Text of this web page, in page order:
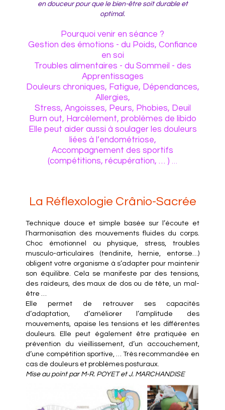
en douceur pour que le bien-être soit durable et
optimal.
Pourquoi venir en séance ?
Gestion des émotions - du Poids, Confiance
en soi
Troubles alimentaires - du Sommeil - des
Apprentissages
Douleurs chroniques, Fatigue, Dépendances,
Allergies,
Stress, Angoisses, Peurs, Phobies, Deuil
Burn out, Harcèlement, problèmes de libido
Elle peut aider aussi à soulager les douleurs
liées à l’endométriose,
Accompagnement des sportifs
(compétitions, récupération, … ) …
La Réflexologie Crânio-Sacrée
Technique douce et simple basée sur l’écoute et
l’harmonisation des mouvements fluides du corps.
Choc émotionnel ou physique, stress, troubles
musculo-articulaires (tendinite, hernie, entorse…)
obligent votre organisme à s’adapter pour maintenir
son équilibre. Cela se manifeste par des tensions,
des raideurs, des maux de dos ou de tête, un mal-
être …
Elle permet de retrouver ses capacités
d’adaptation, d’améliorer l’amplitude des
mouvements, apaise les tensions et les différentes
douleurs. Elle peut également être pratiquée en
prévention du vieillissement, d’un accouchement,
d’une compétition sportive, … Très recommandée en
cas de douleurs et problèmes posturaux.
Mise au point par M-R. POYET et J. MARCHANDISE